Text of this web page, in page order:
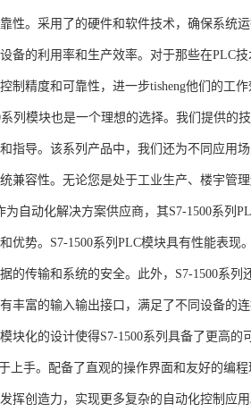
性。采用了的硬件和软件技术，确保系统
备的利用率和生产效率。对于那些在PLC
制精度和可靠性，进一步tisheng他们的工
系列模块也是一个理想的选择。我们提供
指导。该系列产品中，我们还为不同应用
兼容性。无论您是处于工业生产、楼宇管
化解决方案供应商，其S7-1500系列
优势。S7-1500系列PLC模块具有性能表
的传输和系统的安全。此外，S7-1500系
丰富的输入输出接口，满足了不同设备的
块化的设计使得S7-1500系列具备了更高
上手。配备了直观的操作界面和友好的编
挥创造力，实现更多复杂的自动化控制应